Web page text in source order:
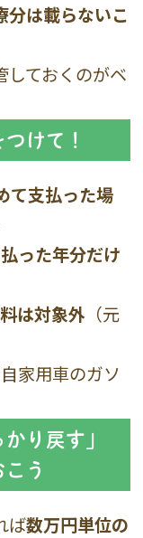
分は載らないこ
しておくのがベ
けて！
て支払った場
った年分だけ
は対象外 （元
自家用車のガソ
り戻す」
う
ば数万円単位の